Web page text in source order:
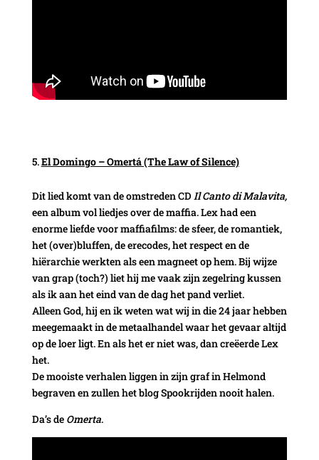
El Domingo – Omertá (The Law of Silence)
Dit lied komt van de omstreden CD Il Canto di Malavita,
een album vol liedjes over de maffia. Lex had een
enorme liefde voor maffiafilms: de sfeer, de romantiek,
het (over)bluffen, de erecodes, het respect en de
hiërarchie werkten als een magneet op hem. Bij wijze
van grap (toch?) liet hij me vaak zijn zegelring kussen
als ik aan het eind van de dag het pand verliet.
Alleen God, hij en ik weten wat wij in die 24 jaar hebben
meegemaakt in de metaalhandel waar het gevaar altijd
op de loer ligt. En als het er niet was, dan creëerde Lex
het.
De mooiste verhalen liggen in zijn graf in Helmond
begraven en zullen het blog Spookrijden nooit halen.
Da’s de Omerta.